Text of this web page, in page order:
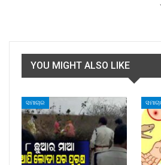
YOU MIGHT ALSO LIKE
ସମାଚାର